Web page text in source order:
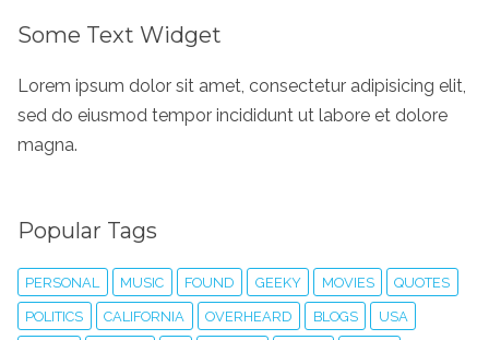
Some Text Widget
Lorem ipsum dolor sit amet, consectetur adipisicing elit,
sed do eiusmod tempor incididunt ut labore et dolore
magna.
Popular Tags
PERSONAL MUSIC FOUND GEEKY MOVIES QUOTES
POLITICS CALIFORNIA OVERHEARD BLOGS USA